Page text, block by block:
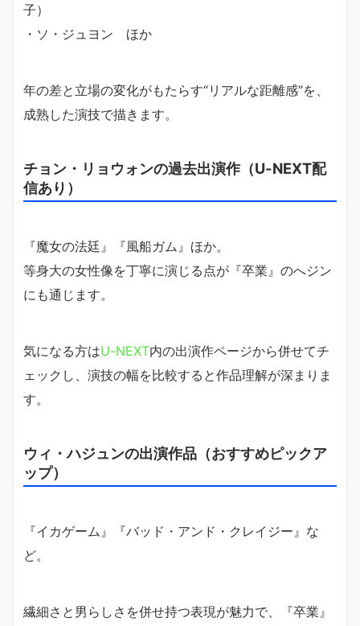
子）
・ソ・ジュヨン ほか
年の差と立場の変化がもたらす“リアルな距離感”を、
成熟した演技で描きます。
チョン・リョウォンの過去出演作（U-NEXT配
信あり）
『魔女の法廷』『風船ガム』ほか。
等身大の女性像を丁寧に演じる点が『卒業』のへジン
にも通じます。
気になる方はU-NEXT内の出演作ページから併せてチ
ェックし、演技の幅を比較すると作品理解が深まりま
す。
ウィ・ハジュンの出演作品（おすすめピックア
ップ）
『イカゲーム』『バッド・アンド・クレイジー』な
ど。
繊細さと男らしさを併せ持つ表現が魅力で、『卒業』